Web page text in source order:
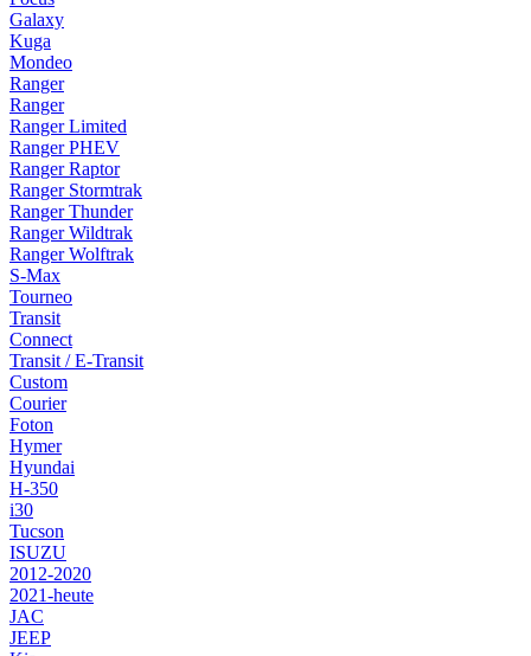
Galaxy
Kuga
Mondeo
Ranger
Ranger
Ranger Limited
Ranger PHEV
Ranger Raptor
Ranger Stormtrak
Ranger Thunder
Ranger Wildtrak
Ranger Wolftrak
S-Max
Tourneo
Transit
Connect
Transit / E-Transit
Custom
Courier
Foton
Hymer
Hyundai
H-350
i30
Tucson
ISUZU
2012-2020
2021-heute
JAC
JEEP